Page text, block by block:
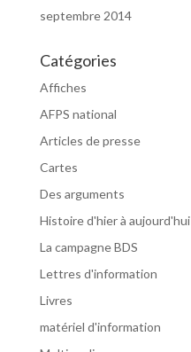
septembre 2014
Catégories
Affiches
AFPS national
Articles de presse
Cartes
Des arguments
Histoire d'hier à aujourd'hui
La campagne BDS
Lettres d'information
Livres
matériel d'information